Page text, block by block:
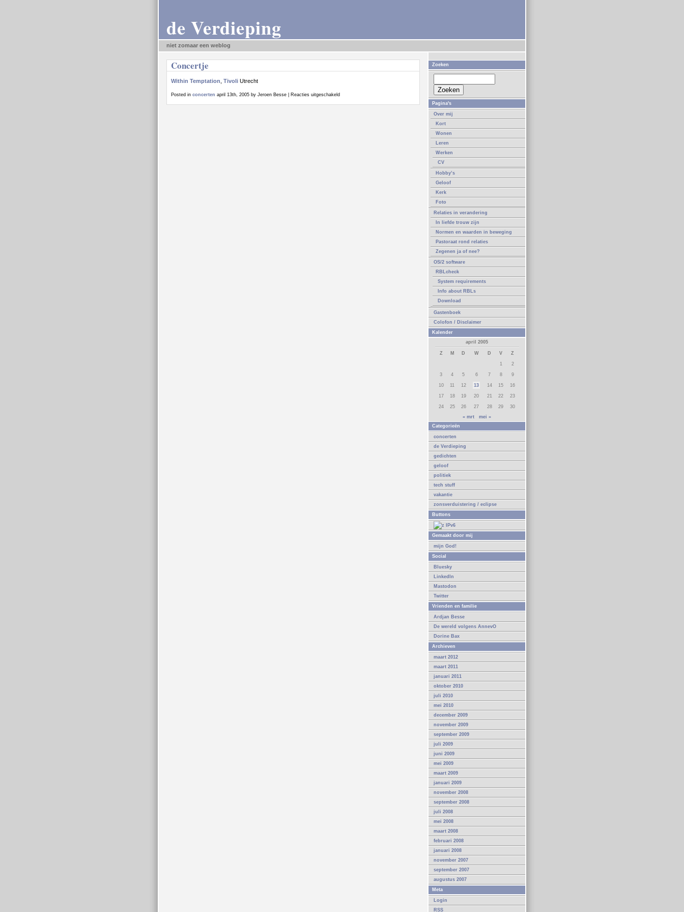
de Verdieping
niet zomaar een weblog
Zoeken
Pagina's
Over mij
Kort
Wonen
Leren
Werken
CV
Hobby’s
Geloof
Kerk
Foto
Relaties in verandering
In liefde trouw zijn
Normen en waarden in beweging
Pastoraat rond relaties
Zegenen ja of nee?
OS/2 software
RBLcheck
System requirements
Info about RBLs
Download
Gastenboek
Colofon / Disclaimer
Kalender
april 2005
Z M D W D V Z
1 2
3 4 5 6 7 8 9
10 11 12 13 14 15 16
17 18 19 20 21 22 23
24 25 26 27 28 29
30
« mrt
mei »
Categorieën
concerten
de Verdieping
gedichten
geloof
politiek
tech stuff
vakantie
zonsverduistering / eclipse
Buttons
Gemaakt door mij
mijn God!
Social
Bluesky
LinkedIn
Mastodon
Twitter
Vrienden en familie
Ardjan Besse
De wereld volgens AnnevO
Dorine Bax
Archieven
maart 2012
maart 2011
januari 2011
oktober 2010
juli 2010
mei 2010
december 2009
november 2009
september 2009
juli 2009
juni 2009
mei 2009
maart 2009
januari 2009
november 2008
september 2008
juli 2008
mei 2008
maart 2008
februari 2008
januari 2008
november 2007
september 2007
augustus 2007
Meta
Login
RSS
Concertje
Within Temptation Tivoli Utrecht
Posted in concerten april 13th, 2005 by Jeroen Besse | Reacties uitgeschakeldvoor